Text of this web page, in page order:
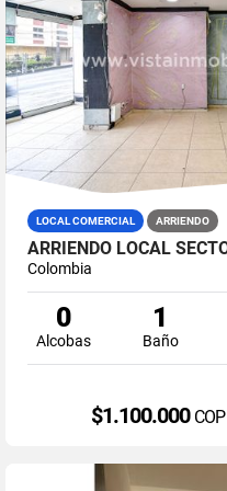
LOCAL COMERCIAL ARRIENDO
Colombia
0
Alcobas
1
Baño
$1.100.000 COP